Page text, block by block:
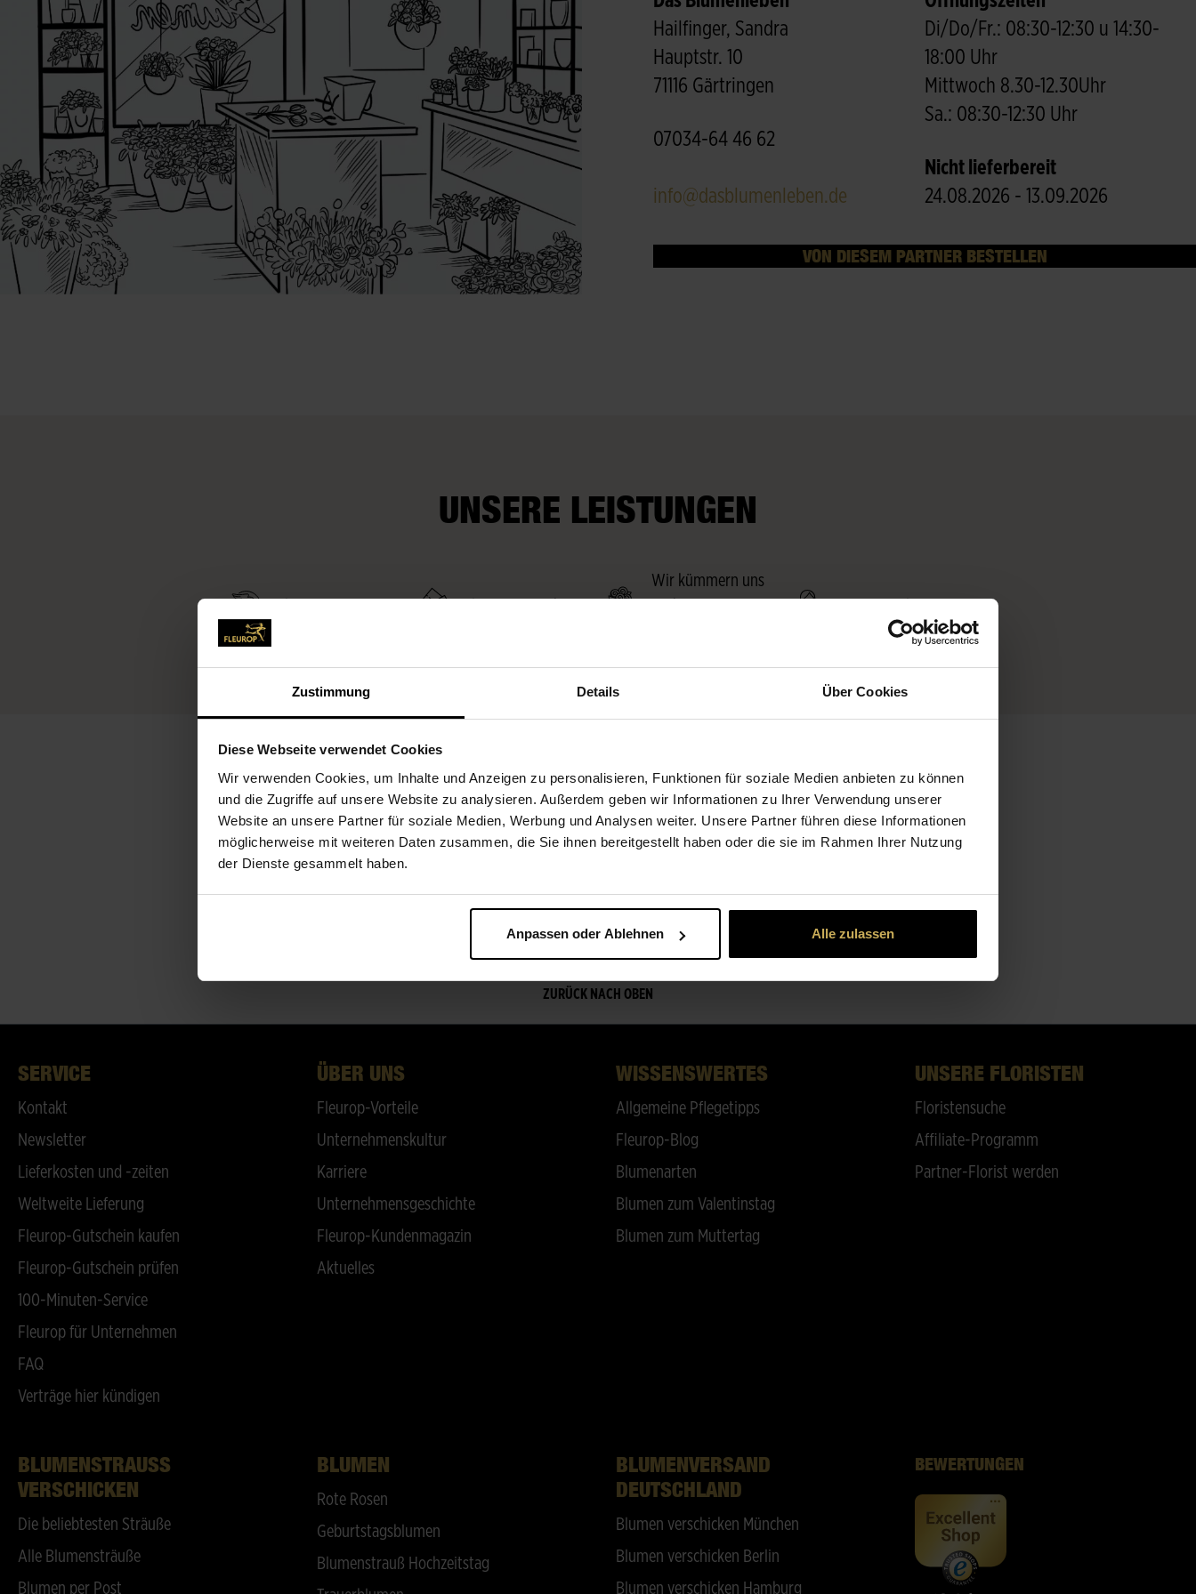
Zustimmung Details Über Cookies
Diese Webseite verwendet Cookies
Wir verwenden Cookies, um Inhalte und Anzeigen zu personalisieren, Funktionen für soziale Medien anbieten zu können
und die Zugriffe auf unsere Website zu analysieren. Außerdem geben wir Informationen zu Ihrer Verwendung unserer
Website an unsere Partner für soziale Medien, Werbung und Analysen weiter. Unsere Partner führen diese Informationen
möglicherweise mit weiteren Daten zusammen, die Sie ihnen bereitgestellt haben oder die sie im Rahmen Ihrer Nutzung
der Dienste gesammelt haben.
Anpassen oder Ablehnen Alle zulassen
Hailfinger, Sandra
Hauptstr. 10
71116 Gärtringen
07034-64 46 62
info@dasblumenleben.de
Di/Do/Fr.: 08:30-12:30 u 14:30-
18:00 Uhr
Mittwoch 8.30-12.30Uhr
Sa.: 08:30-12:30 Uhr
Nicht lieferbereit
24.08.2026 - 13.09.2026
VON DIESEM PARTNER BESTELLEN
UNSERE LEISTUNGEN
Wir kümmern uns
ÜBER UNS
www.dasblumenleben.de
ZURÜCK NACH OBEN
SERVICE
Kontakt
Newsletter
Lieferkosten und -zeiten
Weltweite Lieferung
Fleurop-Gutschein kaufen
Fleurop-Gutschein prüfen
100-Minuten-Service
Fleurop für Unternehmen
FAQ
Verträge hier kündigen
ÜBER UNS
Fleurop-Vorteile
Unternehmenskultur
Karriere
Unternehmensgeschichte
Fleurop-Kundenmagazin
Aktuelles
WISSENSWERTES
Allgemeine Pflegetipps
Fleurop-Blog
Blumenarten
Blumen zum Valentinstag
Blumen zum Muttertag
UNSERE FLORISTEN
Floristensuche
Affiliate-Programm
Partner-Florist werden
BLUMENSTRAUSS V
ERSCHICKEN
Die beliebtesten Sträuße
Alle Blumensträuße
Blumen per Post
BLUMEN
Rote Rosen
Geburtstagsblumen
Blumenstrauß Hochzeitstag
BLUMENVERSAND
DEUTSCHLAND
Blumen verschicken München
Blumen verschicken Berlin
Blumen verschicken Hamburg
BEWERTUNGEN